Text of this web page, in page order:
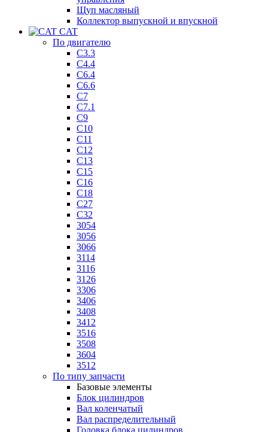
Щуп масляный
Коллектор выпускной и впускной
CAT
По двигателю
C3.3
C4.4
C6.4
C6.6
C7
C7.1
C9
C10
C11
C12
C13
C15
C16
C18
C27
C32
3054
3056
3066
3114
3116
3126
3306
3406
3408
3412
3516
3508
3604
3512
По типу запчасти
Базовые элементы
Блок цилиндров
Вал коленчатый
Вал распределительный
Головка блока цилиндров